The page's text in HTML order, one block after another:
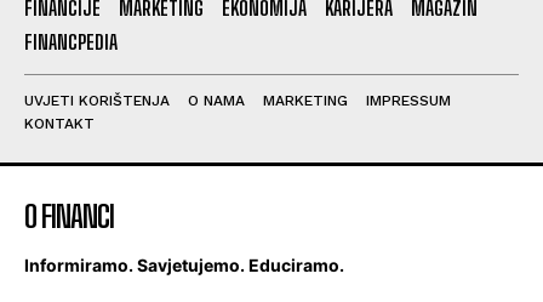
FINANCIJE MARKETING EKONOMIJA KARIJERA
MAGAZIN
FINANCPEDIA
UVJETI KORIŠTENJA O NAMA MARKETING
IMPRESSUM
KONTAKT
O FINANCI
Informiramo. Savjetujemo. Educiramo.